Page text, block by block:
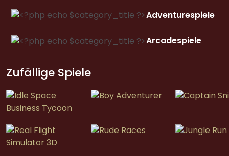
Adventurespiele
Arcadespiele
Zufällige Spiele